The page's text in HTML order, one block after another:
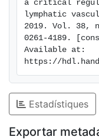
data suggest that
regulated
interaction with β1
development of
a critical
lymphatic
2019. Vol. 38,
0261-4189.
Available at:
https://
Estadístiques
Exportar